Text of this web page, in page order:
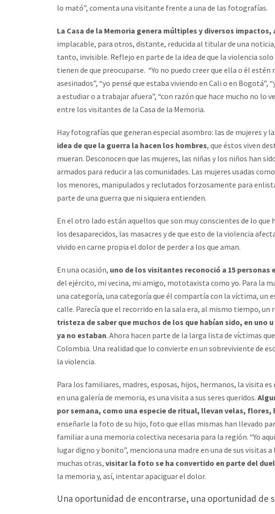
lo mató”, comenta una visitante frente a una de las fotografías.
La Casa de la Memoria genera múltiples y diversos impactos,
implacable, para otros, distante, reducida al titular de una
tanto, invisible. Reflejo en parte de la idea de que la violencia
tienen de que preocuparse. “Yo no puedo creer que ella o él
asesinados”, “yo pensé que estaba viviendo en Cali o en Bogotá”,
a estudiar o a trabajar afuera”, “con razón que hace mucho no lo
entre los visitantes de la Casa de la Memoria.
Hay fotografías que generan especial asombro: las de mujeres y
idea de que la guerra la hacen los hombres, que éstos viven
mueran. Desconocen que las mujeres, las niñas y los niños han
armados para reducir a las comunidades. Las mujeres usadas
los menores, manipulados y reclutados forzosamente para
parte de una guerra que ni siquiera entienden.
En el otro lado están aquellos que son muy conscientes de lo que
los desaparecidos, las masacres y de que esto de la violencia
vivido en carne propia el dolor de perder a los que aman.
En una ocasión, uno de los visitantes reconoció a 15 personas
del ejército, mi vecina, mi amigo, mototaxista como yo. Para la
una categoría, una categoría que él compartía con la víctima, un
calle. Parecía que el recorrido en la sala era, al mismo tiempo,
tristeza de saber que muchos de los que habían sido, en uno
ya no estaban. Ahora hacen parte de la larga lista de víctimas
Colombia. Una realidad que lo convierte en un sobreviviente de
la violencia.
Para los familiares, madres, esposas, hijos, hermanos, la visita
en una galería de memoria, es una visita a sus seres queridos.
por semana, como una especie de ritual, llevan velas, flores,
enseñarle la foto de su hijo, foto que ellas mismas han llevado
familiar a una memoria colectiva necesaria para la región. “Yo
lugar digno y bonito”, menciona una madre en una de sus visitas a
muchas otras, visitar la foto se ha convertido en parte del
la memoria y, así, intentar apaciguar el dolor.
Una oportunidad de encontrarse, una oportunidad de